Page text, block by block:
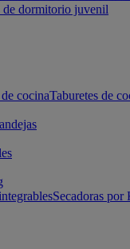
de dormitorio juvenil
cocinaTaburetes de
Secadoras por